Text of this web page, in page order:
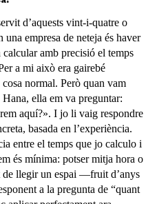
d’aquests vint-i-quatre o
empresa de neteja és haver
calcular amb precisió el temps
a mi això era gairebé
normal. Però quan vam
ella em va preguntar:
aquí?». I jo li vaig respondre
basada en l’experiència.
entre el temps que jo calculo i
és mínima: potser mitja hora o
de llegir un espai —fruit d’anys
a la pregunta de “quant